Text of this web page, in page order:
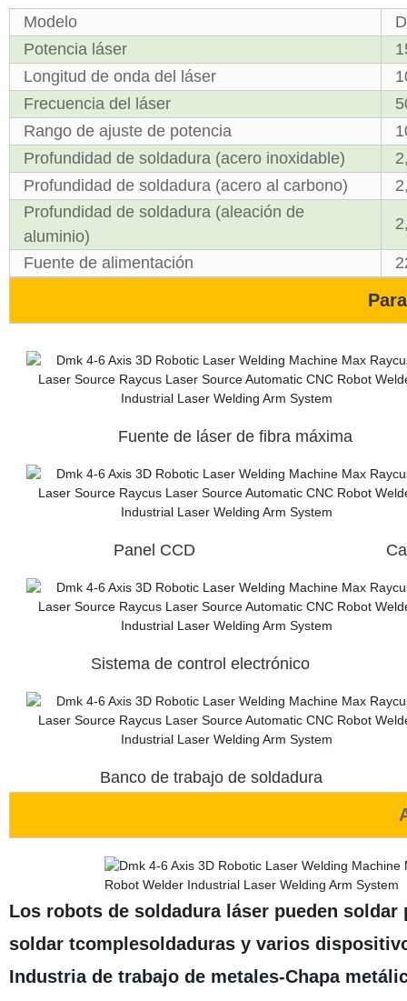
Modelo
Potencia láser
Longitud de onda del láser
Frecuencia del láser
Rango de ajuste de potencia
Profundidad de soldadura (acero inoxidable)
Profundidad de soldadura (acero al carbono)
Profundidad de soldadura (aleación de
aluminio)
Fuente de alimentación
Fuente de láser de fibra
Panel CCD Cabezal de
Sistema de control electrónico
Banco de trabajo de soldadura
Los robots de soldadura láser pueden
soldar tcomplesoldaduras y varios
Industria de trabajo de metales-Chapa